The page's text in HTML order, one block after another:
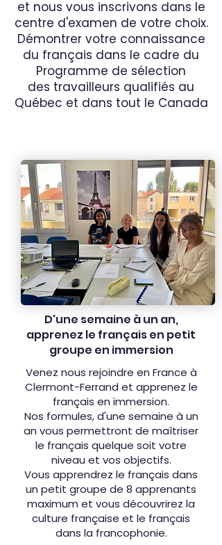
et nous vous inscrivons dans le
centre d'examen de votre choix.
Démontrer votre connaissance
du français dans le cadre du
Programme de sélection
des travailleurs qualifiés au
Québec et dans tout le Canada
D'une semaine à un an,
apprenez le français en petit
groupe en immersion
Venez nous rejoindre en France à
Clermont-Ferrand et apprenez le
français en immersion.
Nos formules, d'une semaine à un
an vous permettront de maîtriser
le français quelque soit votre
niveau et vos objectifs.
Vous apprendrez le français dans
un petit groupe de 8 apprenants
maximum et vous découvrirez la
culture française et le français
dans la francophonie.